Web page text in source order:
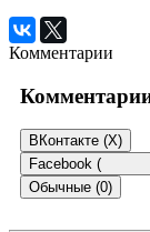
Комментарии
ВКонтакте (X)
Facebook (
Обычные (0)